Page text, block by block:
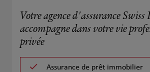
Votre agence d'assurance Swiss
accompagne dans votre vie
privée
Assurance de prêt immobilier